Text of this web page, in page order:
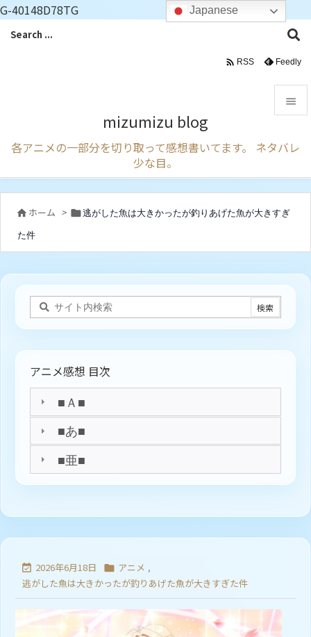
G-40148D78TG
mizumizu blog
各アニメの一部分を切り取って感想書いてます。 ネタバレ
少な目。

メニュ



 RSS Feedly
 ホーム > 逃がした魚は大きかったが釣りあげた魚が大きすぎ
た件
アニメ感想 目次
■Ａ■
■あ■
■亜■
 2026年6月18日  アニメ ,
逃がした魚は大きかったが釣りあげた魚が大きすぎた件
Japanese